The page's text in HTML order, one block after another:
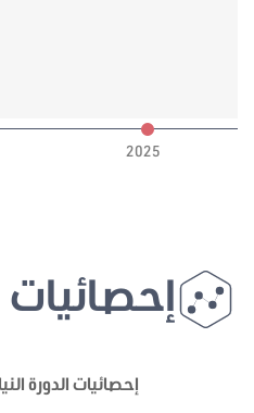
2025
إحصائيات
إحصائيات الدورة النيابية